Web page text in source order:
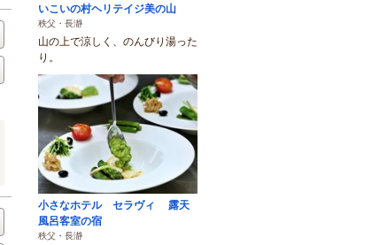
いこいの村ヘリテイジ美の山
秩父・長瀞
山の上で涼しく、のんびり湯った
り。
小さなホテル セラヴィ 露天
風呂客室の宿
秩父・長瀞